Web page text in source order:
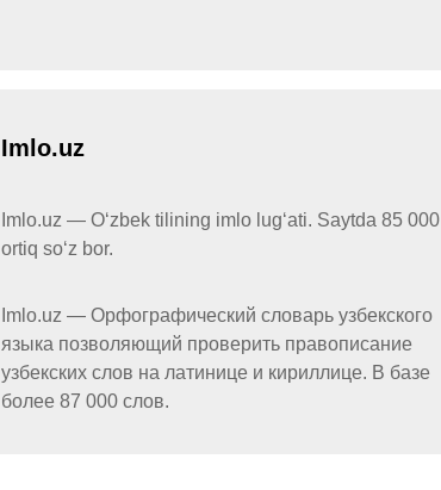
Imlo.uz
Imlo.uz — Oʻzbek tilining imlo lugʻati. Saytda 85 000
ortiq soʻz bor.
Imlo.uz — Орфографический словарь узбекского
языка позволяющий проверить правописание
узбекских слов на латинице и кириллице. В базе
более 87 000 слов.